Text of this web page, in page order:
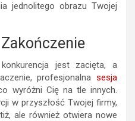
jednolitego obrazu Twojej
jest zacięta, a
profesjonalna sesja
wyróżni Cię na tle innych.
w przyszłość Twojej firmy,
ale również otwiera nowe